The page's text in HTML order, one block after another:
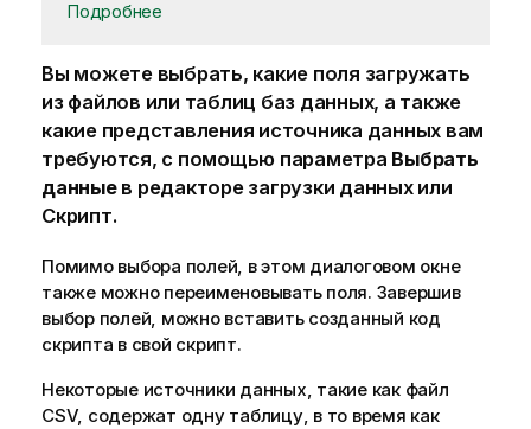
Подробнее
Вы можете выбрать, какие поля загружать
из файлов или таблиц баз данных, а также
какие представления источника данных вам
требуются, с помощью параметра Выбрать
данныев редакторе загрузки данныхили
Скрипт.
Помимо выбора полей, в этом диалоговом окне
также можно переименовывать поля. Завершив
выбор полей, можно вставить созданный код
скрипта в свой скрипт.
Некоторые источники данных, такие как файл
CSV, содержат одну таблицу, в то время как